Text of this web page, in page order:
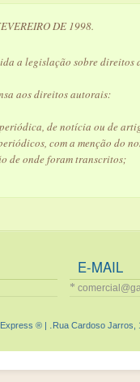
DE 1998.
a legislação sobre direitos
aos direitos autorais:
de notícia ou de
com a menção do
de onde foram transcritos;
E-MAIL
*
® | .Rua Cardoso Jarros,